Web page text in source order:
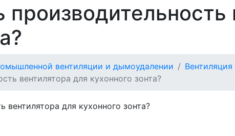
вентиляции и дымоудалении
Вентиляция
вентилятора для кухонного зонта?